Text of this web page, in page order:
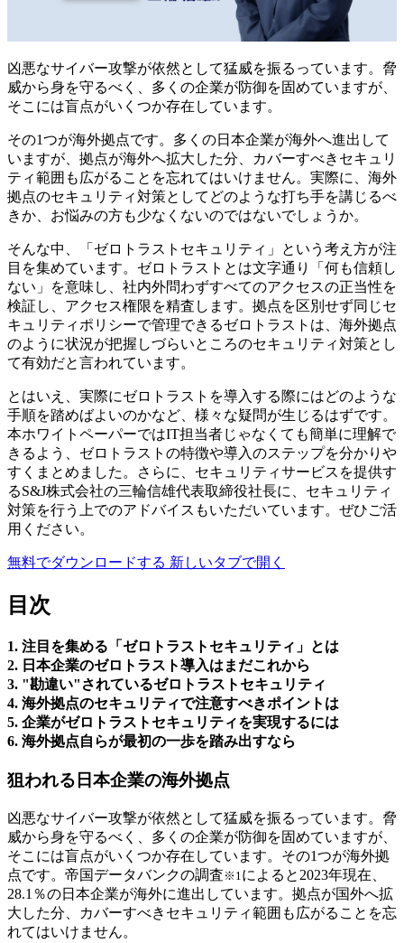
凶悪なサイバー攻撃が依然として猛威を振るっています。脅
威から身を守るべく、多くの企業が防御を固めていますが、
そこには盲点がいくつか存在しています。
その1つが海外拠点です。多くの日本企業が海外へ進出して
いますが、拠点が海外へ拡大した分、カバーすべきセキュリ
ティ範囲も広がることを忘れてはいけません。実際に、海外
拠点のセキュリティ対策としてどのような打ち手を講じるべ
きか、お悩みの方も少なくないのではないでしょうか。
そんな中、「ゼロトラストセキュリティ」という考え方が注
目を集めています。ゼロトラストとは文字通り「何も信頼し
ない」を意味し、社内外問わずすべてのアクセスの正当性を
検証し、アクセス権限を精査します。拠点を区別せず同じセ
キュリティポリシーで管理できるゼロトラストは、海外拠点
のように状況が把握しづらいところのセキュリティ対策とし
て有効だと言われています。
とはいえ、実際にゼロトラストを導入する際にはどのような
手順を踏めばよいのかなど、様々な疑問が生じるはずです。
本ホワイトペーパーではIT担当者じゃなくても簡単に理解で
きるよう、ゼロトラストの特徴や導入のステップを分かりや
すくまとめました。さらに、セキュリティサービスを提供す
るS&J株式会社の三輪信雄代表取締役社長に、セキュリティ
対策を行う上でのアドバイスもいただいています。ぜひご活
用ください。
無料でダウンロードする 新しいタブで開く
目次
1. 注目を集める「ゼロトラストセキュリティ」とは
2. 日本企業のゼロトラスト導入はまだこれから
3. "勘違い"されているゼロトラストセキュリティ
4. 海外拠点のセキュリティで注意すべきポイントは
5. 企業がゼロトラストセキュリティを実現するには
6. 海外拠点自らが最初の一歩を踏み出すなら
狙われる日本企業の海外拠点
凶悪なサイバー攻撃が依然として猛威を振るっています。脅
威から身を守るべく、多くの企業が防御を固めていますが、
そこには盲点がいくつか存在しています。その1つが海外拠
点です。帝国データバンクの調査 ※1 によると2023年現在、
28.1％の日本企業が海外に進出しています。拠点が国外へ拡
大した分、カバーすべきセキュリティ範囲も広がることを忘
れてはいけません。